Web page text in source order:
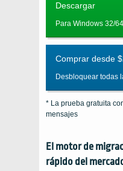
Descargar
Para Windows 32/
Comprar desde
Desbloquear todas
* La prueba gratuita
mensajes
El motor de
rápido del